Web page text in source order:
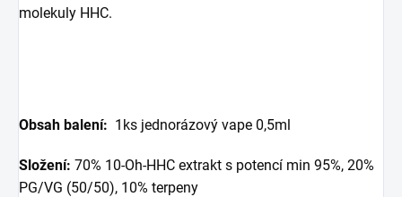
molekuly HHC.
Obsah balení: 1ks jednorázový vape 0,5ml
Složení: 70% 10-Oh-HHC extrakt s potencí min 95%, 20%
PG/VG (50/50), 10% terpeny